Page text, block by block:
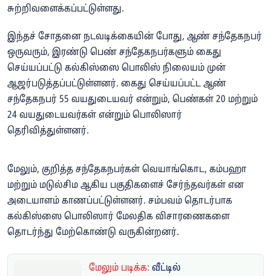
சுற்றிவளைக்கப்பட்டுள்ளது.
இந்தச் சோதனை நடவடிக்கையின் போது, ஆண் சந்தேகநபர்
ஒருவரும், இரண்டு பெண் சந்தேகநபர்களும் கைது
செய்யப்பட்டு கல்கிஸ்ஸை பொலிஸ் நிலையம் முன்
ஆஜர்படுத்தப்பட்டுள்ளனர். கைது செய்யப்பட்ட ஆண்
சந்தேகநபர் 55 வயதுடையவர் என்றும், பெண்கள் 20 மற்றும்
24 வயதுடையவர்கள் என்றும் பொலிஸார்
தெரிவித்துள்ளனர்.
மேலும், குறித்த சந்தேகநபர்கள் வெயாங்கொட, கம்பஹா
மற்றும் மடுல்சிம ஆகிய பகுதிகளைச் சேர்ந்தவர்கள் என
அடையாளம் காணப்பட்டுள்ளனர். சம்பவம் தொடர்பாக
கல்கிஸ்ஸை பொலிஸார் மேலதிக விசாரணைகளை
தொடர்ந்து மேற்கொண்டு வருகின்றனர்.
மேலும் படிக்க: வீட்டில்